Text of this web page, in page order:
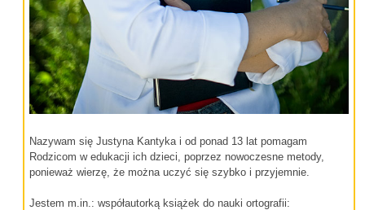
Nazywam się Justyna Kantyka i od ponad 13 lat pomagam
Rodzicom w edukacji ich dzieci, poprzez nowoczesne metody,
ponieważ wierzę, że można uczyć się szybko i przyjemnie.
Jestem m.in.: współautorką książek do nauki ortografii: